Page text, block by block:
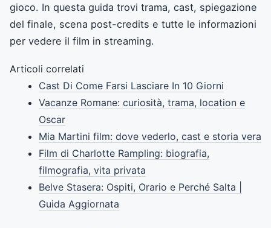
gioco. In questa guida trovi trama, cast, spiegazione
del finale, scena post-credits e tutte le informazioni
per vedere il film in streaming.
Articoli correlati
Cast Di Come Farsi Lasciare In 10 Giorni
Vacanze Romane: curiosità, trama, location e
Oscar
Mia Martini film: dove vederlo, cast e storia vera
Film di Charlotte Rampling: biografia,
filmografia, vita privata
Belve Stasera: Ospiti, Orario e Perché Salta |
Guida Aggiornata